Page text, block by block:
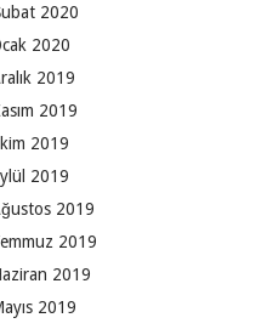
2020
2020
2019
2019
2019
2019
2019
2019
2019
2019